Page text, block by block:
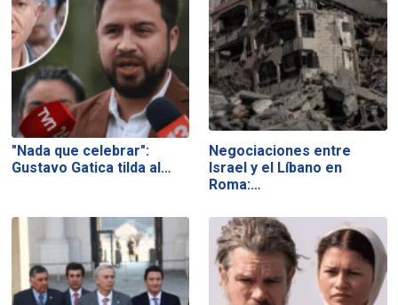
"Nada que celebrar":
Gustavo Gatica tilda al…
Negociaciones entre
Israel y el Líbano en
Roma:…